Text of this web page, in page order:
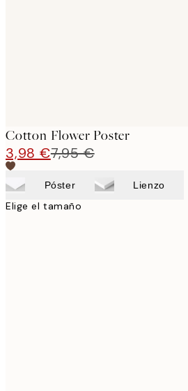
Cotton Flower Poster
3,98 €7,95 €
Póster Lienzo
Elige el tamaño